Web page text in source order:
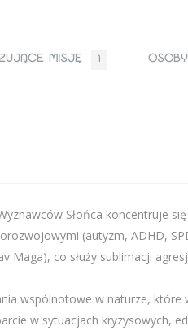
MISJĘ
Słońca koncentruje
(autyzm, ADHD,
Maga), co służy sublimacji
wspólnotowe w naturze,
w sytuacjach kryzysowych,